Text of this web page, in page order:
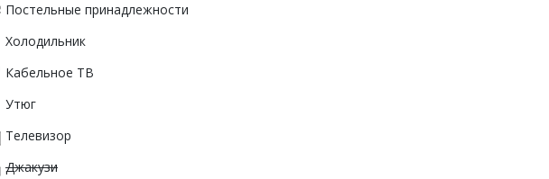
Постельные принадлежности
Холодильник
Кабельное ТВ
Утюг
Телевизор
Джакузи